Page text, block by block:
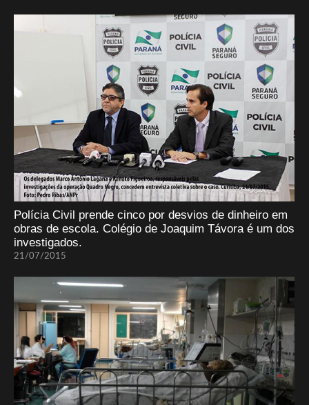
Polícia Civil prende cinco por desvios de dinheiro em
obras de escola. Colégio de Joaquim Távora é um dos
investigados.
21/07/2015